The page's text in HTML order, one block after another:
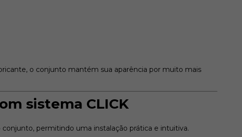
o conjunto mantém sua aparência por muito mais
sistema CLICK
permitindo uma instalação prática e intuitiva.